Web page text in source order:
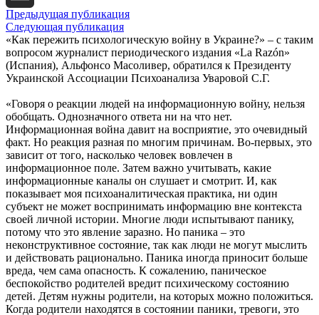
Email
Предыдущая публикация
Следующая публикация
«Как пережить психологическую войну в Украине?» – с таким
вопросом журналист периодического издания «La Razón»
(Испания), Альфонсо Масоливер, обратился к Президенту
Украинской Ассоциации Психоанализа Уваровой С.Г.
«Говоря о реакции людей на информационную войну, нельзя
обобщать. Однозначного ответа ни на что нет.
Информационная война давит на восприятие, это очевидный
факт. Но реакция разная по многим причинам. Во-первых, это
зависит от того, насколько человек вовлечен в
информационное поле. Затем важно учитывать, какие
информационные каналы он слушает и смотрит. И, как
показывает моя психоаналитическая практика, ни один
субъект не может воспринимать информацию вне контекста
своей личной истории. Многие люди испытывают панику,
потому что это явление заразно. Но паника – это
неконструктивное состояние, так как люди не могут мыслить
и действовать рационально. Паника иногда приносит больше
вреда, чем сама опасность. К сожалению, паническое
беспокойство родителей вредит психическому состоянию
детей. Детям нужны родители, на которых можно положиться.
Когда родители находятся в состоянии паники, тревоги, это